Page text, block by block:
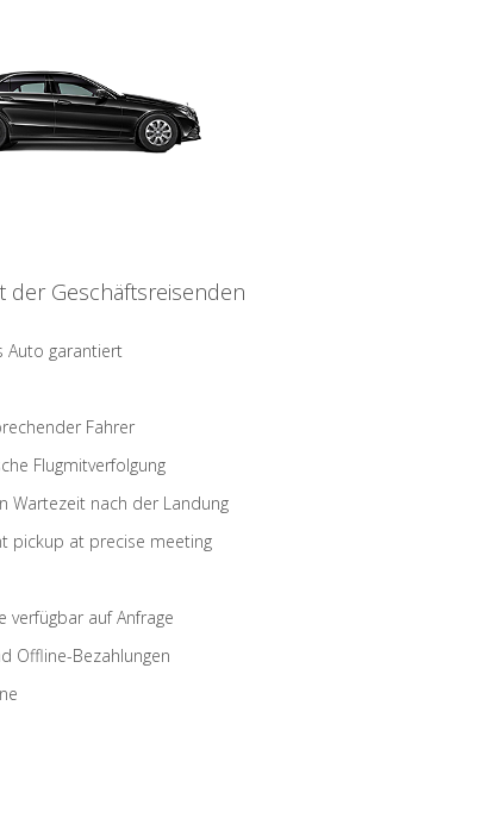
der Geschäftsreisenden
Auto garantiert
Fahrer
Flugmitverfolgung
Wartezeit nach der Landung
pickup at precise meeting
verfügbar auf Anfrage
Offline-Bezahlungen